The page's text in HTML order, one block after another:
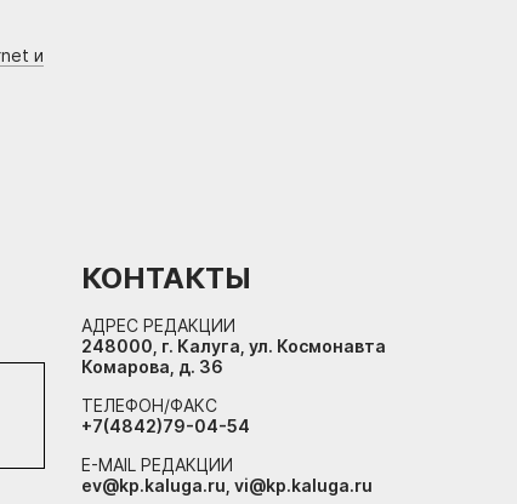
и
КОНТАКТЫ
АДРЕС РЕДАКЦИИ
248000, г. Калуга, ул. Космонавта
Комарова, д. 36
ТЕЛЕФОН/ФАКС
+7(4842)79-04-54
E-MAIL РЕДАКЦИИ
ev@kp.kaluga.ru, vi@kp.kaluga.ru